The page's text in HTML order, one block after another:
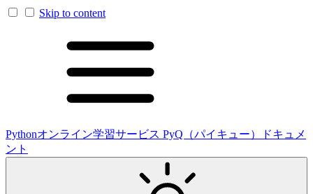
Skip to content
Pythonオンライン学習サービス PyQ（パイキュー）ドキュメ
ント